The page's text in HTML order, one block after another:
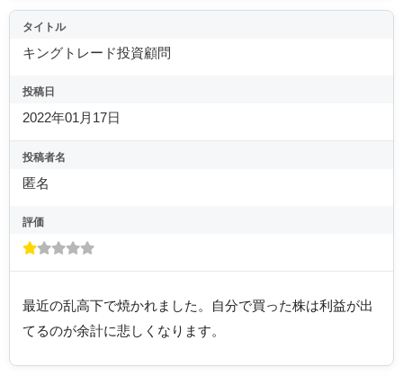
タイトル
キングトレード投資顧問
投稿日
2022年01月17日
投稿者名
匿名
評価
最近の乱高下で焼かれました。自分で買った株は利益が出
てるのが余計に悲しくなります。